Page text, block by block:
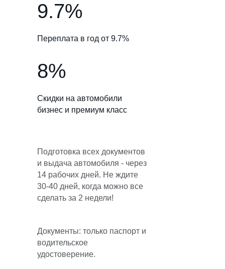
9.7%
Переплата в год от 9.7%
8%
Скидки на автомобили
бизнес и премиум класс
Подготовка всех документов
и выдача автомобиля - через
14 рабочих дней. Не ждите
30-40 дней, когда можно все
сделать за 2 недели!
Документы: только паспорт и
водительское
удостоверение.